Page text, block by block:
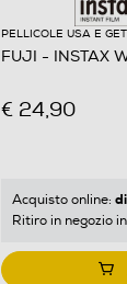
PELLICOLE USA E
FUJI - INSTAX
€ 24,90
Acquisto online:
Ritiro in negozio